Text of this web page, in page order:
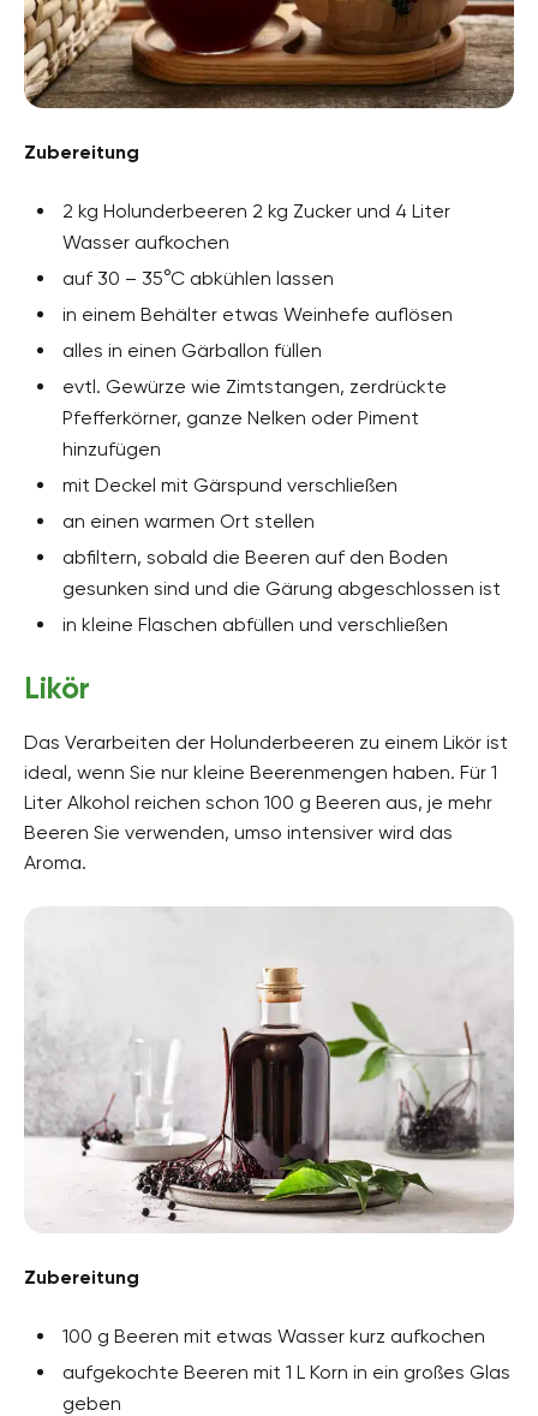
Zubereitung
2 kg Holunderbeeren 2 kg Zucker und 4 Liter
Wasser aufkochen
auf 30 – 35°C abkühlen lassen
in einem Behälter etwas Weinhefe auflösen
alles in einen Gärballon füllen
evtl. Gewürze wie Zimtstangen, zerdrückte
Pfefferkörner, ganze Nelken oder Piment
hinzufügen
mit Deckel mit Gärspund verschließen
an einen warmen Ort stellen
abfiltern, sobald die Beeren auf den Boden
gesunken sind und die Gärung abgeschlossen ist
in kleine Flaschen abfüllen und verschließen
Likör
Das Verarbeiten der Holunderbeeren zu einem Likör ist
ideal, wenn Sie nur kleine Beerenmengen haben. Für 1
Liter Alkohol reichen schon 100 g Beeren aus, je mehr
Beeren Sie verwenden, umso intensiver wird das
Aroma.
Zubereitung
100 g Beeren mit etwas Wasser kurz aufkochen
aufgekochte Beeren mit 1 L Korn in ein großes Glas
geben